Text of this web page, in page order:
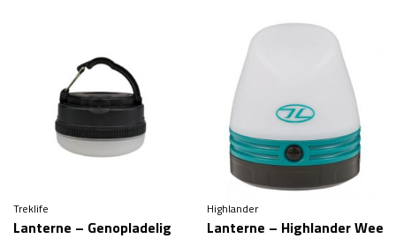
Treklife
Lanterne – Genopladelig
Highlander
Lanterne – Highlander Wee